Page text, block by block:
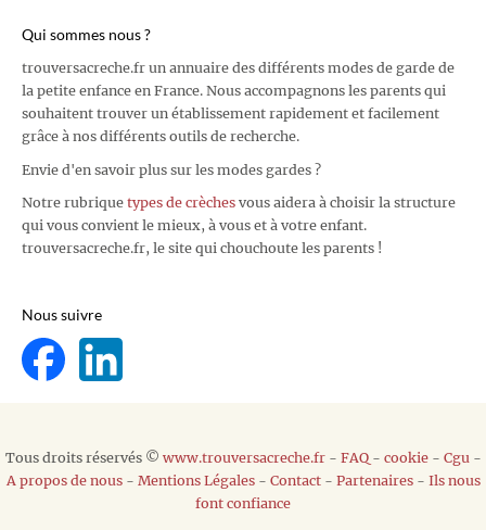
Qui sommes nous ?
trouversacreche.fr un annuaire des différents modes de garde de
la petite enfance en France. Nous accompagnons les parents qui
souhaitent trouver un établissement rapidement et facilement
grâce à nos différents outils de recherche.
Envie d'en savoir plus sur les modes gardes ?
Notre rubrique types de crèches vous aidera à choisir la structure
qui vous convient le mieux, à vous et à votre enfant.
trouversacreche.fr, le site qui chouchoute les parents !
Nous suivre
Tous droits réservés © www.trouversacreche.fr- FAQ- cookie- Cgu -
A propos de nous- Mentions Légales- Contact- Partenaires- Ils nous
font confiance